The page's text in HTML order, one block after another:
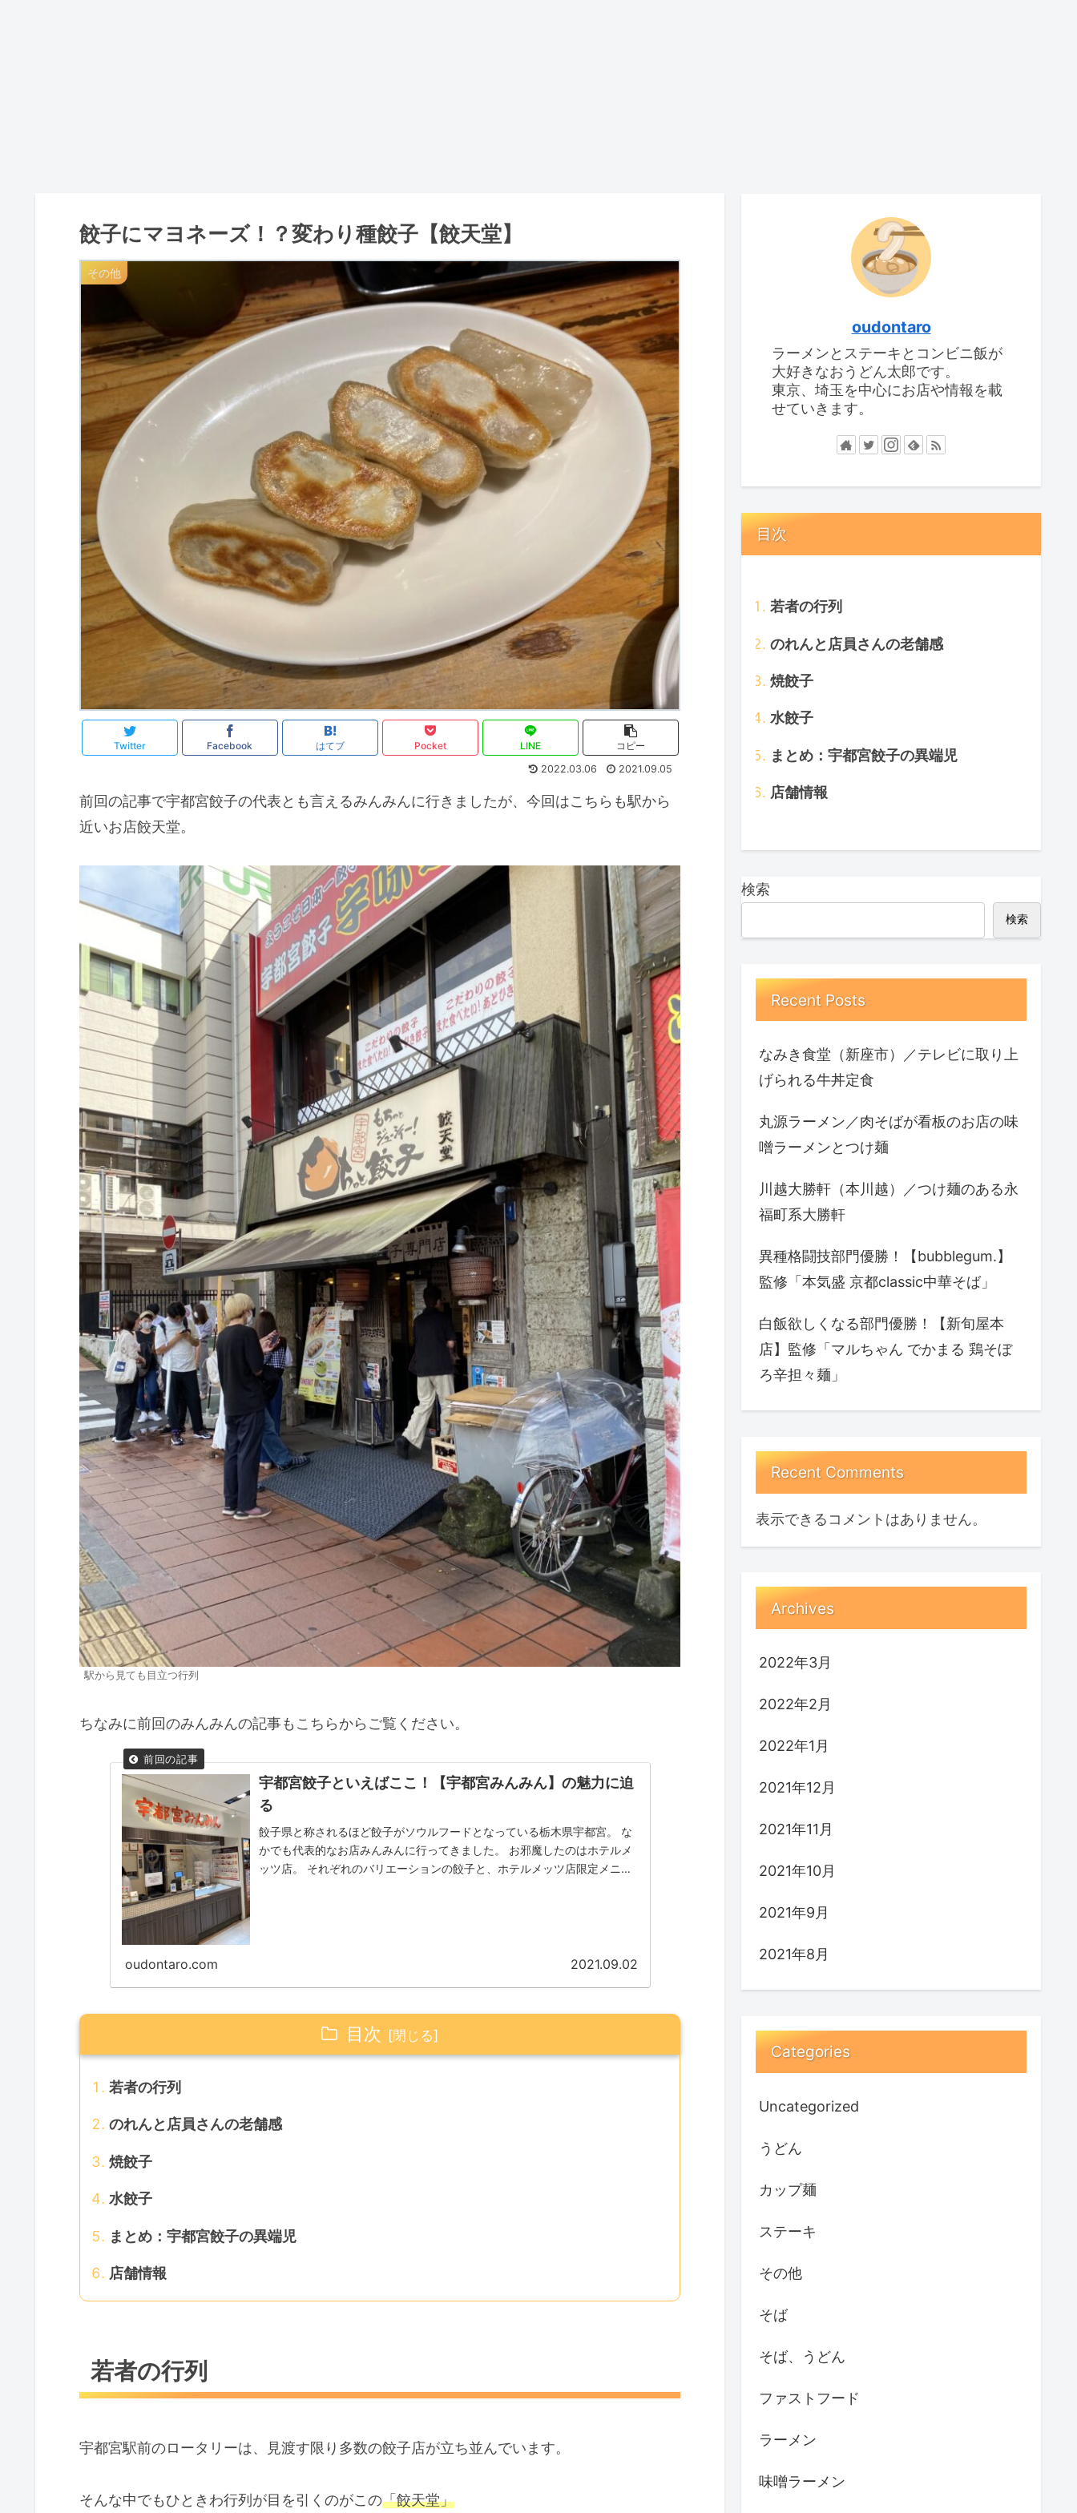
餃子にマヨネーズ！？変わり種餃子【餃天堂】
その他
Twitter Facebook はてブ Pocket LINE
コピー
2022.03.06
2021.09.05
前回の記事で宇都宮餃子の代表とも言えるみんみんに行きましたが、今回はこちらも駅から
近いお店餃天堂。
駅から見ても目立つ行列
ちなみに前回のみんみんの記事もこちらからご覧ください。
宇都宮餃子といえばここ！【宇都宮みんみん】の魅力に迫
る
餃子県と称されるほど餃子がソウルフードとなっている栃木県宇都宮。 な
かでも代表的なお店みんみんに行ってきました。 お邪魔したのはホテルメ
ッツ店。 それぞれのバリエーションの餃子と、ホテルメッツ店限定メニュ
oudontaro.com 2021.09.02
目次
若者の行列
のれんと店員さんの老舗感
焼餃子
水餃子
まとめ：宇都宮餃子の異端児
店舗情報
若者の行列
宇都宮駅前のロータリーは、見渡す限り多数の餃子店が立ち並んでいます。
そんな中でもひときわ行列が目を引くのがこの「餃天堂」
oudontaro
ラーメンとステーキとコンビニ飯が
大好きなおうどん太郎です。
東京、埼玉を中心にお店や情報を載
せていきます。
目次
若者の行列
のれんと店員さんの老舗感
焼餃子
水餃子
まとめ：宇都宮餃子の異端児
店舗情報
検索
検索
Recent Posts
なみき食堂（新座市）／テレビに取り上
げられる牛丼定食
丸源ラーメン／肉そばが看板のお店の味
噌ラーメンとつけ麺
川越大勝軒（本川越）／つけ麺のある永
福町系大勝軒
異種格闘技部門優勝！【bubblegum.】
監修「本気盛 京都classic中華そば」
白飯欲しくなる部門優勝！【新旬屋本
店】監修「マルちゃん でかまる 鶏そぼ
ろ辛担々麺」
Recent Comments
表示できるコメントはありません。
Archives
2022年3月
2022年2月
2022年1月
2021年12月
2021年11月
2021年10月
2021年9月
2021年8月
Categories
Uncategorized
うどん
カップ麺
ステーキ
その他
そば
そば、うどん
ファストフード
ラーメン
味噌ラーメン